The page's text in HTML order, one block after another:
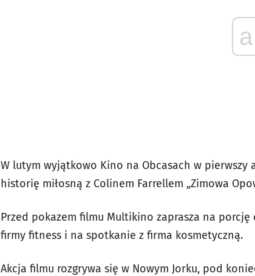
W lutym wyjątkowo Kino na Obcasach w pierwszy
historię miłosną z Colinem Farrellem „Zimowa
Przed pokazem filmu Multikino zaprasza na
firmy fitness i na spotkanie z firma kosmetyczną.
Akcja filmu rozgrywa się w Nowym Jorku, pod